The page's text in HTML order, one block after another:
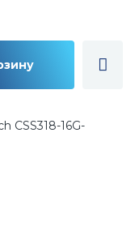
CSS318-16G-